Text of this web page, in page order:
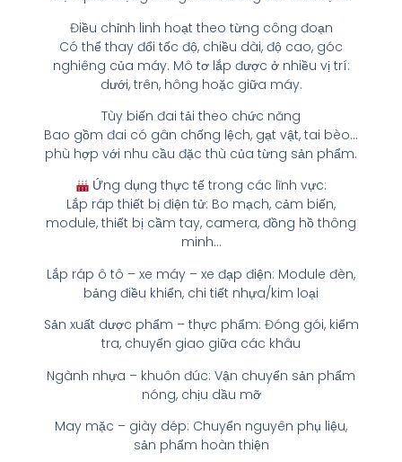
Điều chỉnh linh hoạt theo từng công đoạn
Có thể thay đổi tốc độ, chiều dài, độ cao, góc
nghiêng của máy. Mô tơ lắp được ở nhiều vị trí:
dưới, trên, hông hoặc giữa máy.
Tùy biến đai tải theo chức năng
Bao gồm đai có gân chống lệch, gạt vật, tai bèo…
phù hợp với nhu cầu đặc thù của từng sản phẩm.
Ứng dụng thực tế trong các lĩnh vực:
Lắp ráp thiết bị điện tử: Bo mạch, cảm biến,
module, thiết bị cầm tay, camera, đồng hồ thông
minh…
Lắp ráp ô tô – xe máy – xe đạp điện: Module đèn,
bảng điều khiển, chi tiết nhựa/kim loại
Sản xuất dược phẩm – thực phẩm: Đóng gói, kiểm
tra, chuyển giao giữa các khâu
Ngành nhựa – khuôn đúc: Vận chuyển sản phẩm
nóng, chịu dầu mỡ
May mặc – giày dép: Chuyển nguyên phụ liệu,
sản phẩm hoàn thiện